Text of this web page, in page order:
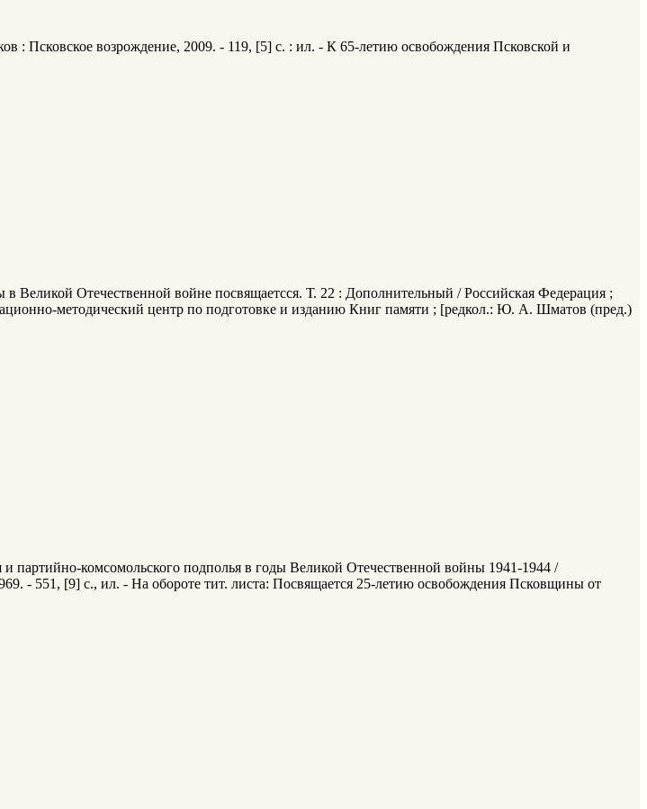
: Псковское возрождение, 2009. - 119, [5] с. : ил. - К 65-летию освобождения Псковской и
Великой Отечественной войне посвящаетсся. Т. 22 : Дополнительный / Российская Федерация ;
методический центр по подготовке и изданию Книг памяти ; [редкол.: Ю. А. Шматов (пред.)
партийно-комсомольского подполья в годы Великой Отечественной войны 1941-1944 /
- 551, [9] с., ил. - На обороте тит. листа: Посвящается 25-летию освобождения Псковщины от